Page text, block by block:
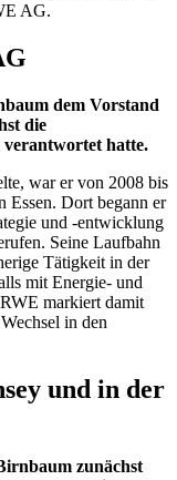
AG.
dem Vorstand
die
verantwortet hatte.
war er von 2008 bis
Essen. Dort begann er
und -entwicklung
Seine Laufbahn
Tätigkeit in der
mit Energie- und
markiert damit
in den
und in der
zunächst